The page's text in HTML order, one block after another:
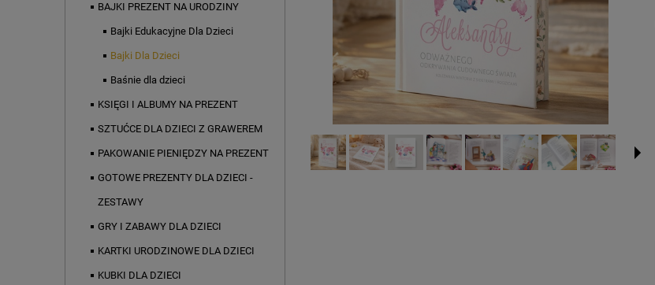
BAJKI PREZENT NA URODZINY
Bajki Edukacyjne Dla Dzieci
Bajki Dla Dzieci
Baśnie dla dzieci
KSIĘGI I ALBUMY NA PREZENT
SZTUĆCE DLA DZIECI Z GRAWEREM
PAKOWANIE PIENIĘDZY NA PREZENT
GOTOWE PREZENTY DLA DZIECI -
ZESTAWY
GRY I ZABAWY DLA DZIECI
KARTKI URODZINOWE DLA DZIECI
KUBKI DLA DZIECI